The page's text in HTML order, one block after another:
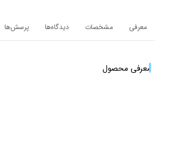
معرفی مشخصات دیدگاه‌ها پرسش‌ها
معرفی محصول